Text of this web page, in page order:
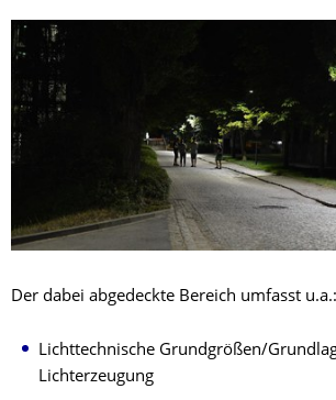
Der dabei abgedeckte Bereich umfasst u.a.:
Lichttechnische Grundgrößen/
Lichterzeugung